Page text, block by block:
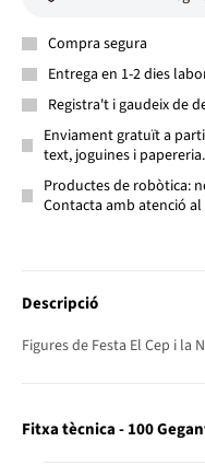
Compra segura
Entrega en 1-2 dies
Registra't i gaudeix de
Enviament gratuït a
text, joguines i papereria.
Productes de robòtica:
Contacta amb atenció
Descripció
Figures de Festa El Cep i la
Fitxa tècnica - 100